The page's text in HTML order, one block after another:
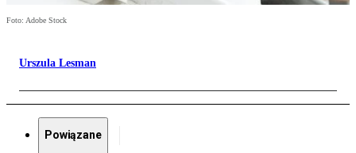
Foto: Adobe Stock
Urszula Lesman
Powiązane